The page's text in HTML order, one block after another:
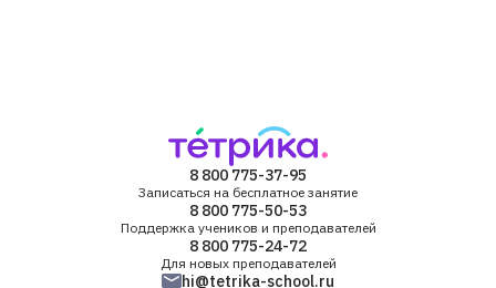
8 800 775-37-95
Записаться на бесплатное занятие
8 800 775-50-53
Поддержка учеников и преподавателей
8 800 775-24-72
Для новых преподавателей
hi@tetrika-school.ru